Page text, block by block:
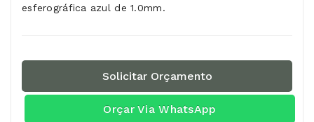
esferográfica azul de 1.0mm.
Solicitar Orçamento
Orçar Via WhatsApp